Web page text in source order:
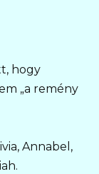
hogy
„a remény
Annabel,